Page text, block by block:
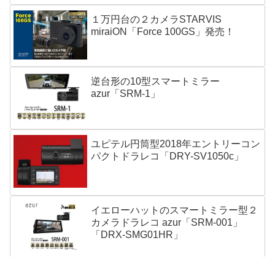
１万円台の２カメラSTARVIS
miraiON「Force 100GS」発売！
逆台形の10型スマートミラー
azur「SRM-1」
ユピテル円筒型2018年エントリーコン
パクトドラレコ「DRY-SV1050c」
イエローハットのスマートミラー型２
カメラドラレコ azur「SRM-001」
「DRX-SMG01HR」